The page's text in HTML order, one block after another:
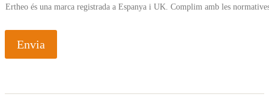
Ertheo és una marca registrada a Espanya i UK. Complim amb les
Envia